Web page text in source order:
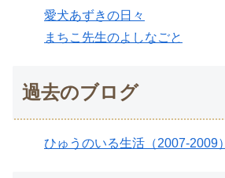
愛犬あずきの日々
まちこ先生のよしなごと
過去のブログ
ひゅうのいる生活（2007-2009）